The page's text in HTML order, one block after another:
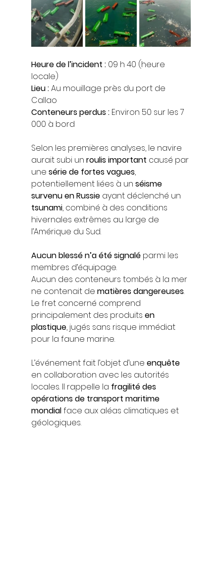
Heure de l’incident : 09 h 40 (heure
locale)
Lieu : Au mouillage près du port de
Callao
Conteneurs perdus : Environ 50 sur les 7
000 à bord
Selon les premières analyses, le navire
aurait subi un roulis important causé par
une série de fortes vagues,
potentiellement liées à un séisme
survenu en Russie ayant déclenché un
tsunami, combiné à des conditions
hivernales extrêmes au large de
l’Amérique du Sud.
Aucun blessé n’a été signalé parmi les
membres d’équipage.
Aucun des conteneurs tombés à la mer
ne contenait de matières dangereuses.
Le fret concerné comprend
principalement des produits en
plastique, jugés sans risque immédiat
pour la faune marine.
L’événement fait l’objet d’une enquête
en collaboration avec les autorités
locales. Il rappelle la fragilité des
opérations de transport maritime
mondial face aux aléas climatiques et
géologiques.